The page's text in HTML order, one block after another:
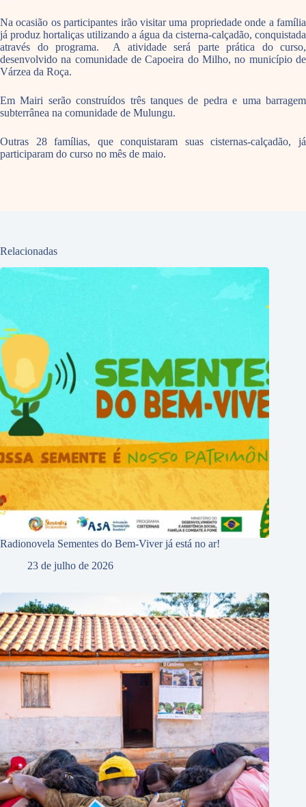
Na ocasião os participantes irão visitar uma propriedade onde a família
já produz hortaliças utilizando a água da cisterna-calçadão, conquistada
através do programa. A atividade será parte prática do curso,
desenvolvido na comunidade de Capoeira do Milho, no município de
Várzea da Roça.
Em Mairi serão construídos três tanques de pedra e uma barragem
subterrânea na comunidade de Mulungu.
Outras 28 famílias, que conquistaram suas cisternas-calçadão, já
participaram do curso no mês de maio.
Relacionadas
Radionovela Sementes do Bem-Viver já está no ar!
23 de julho de 2026